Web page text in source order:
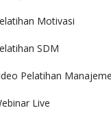
Motivasi
SDM
Pelatihan
Live